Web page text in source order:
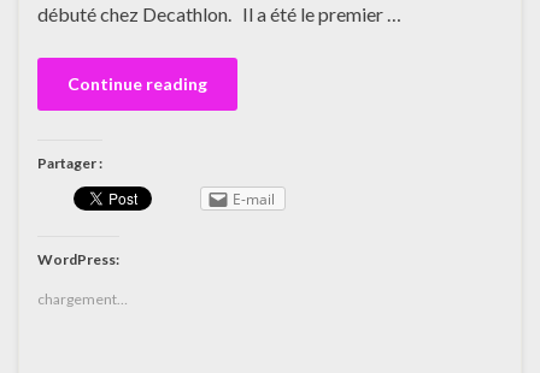
débuté chez Decathlon. Il a été le premier …
Continue reading
Partager :
E-mail
WordPress:
chargement…